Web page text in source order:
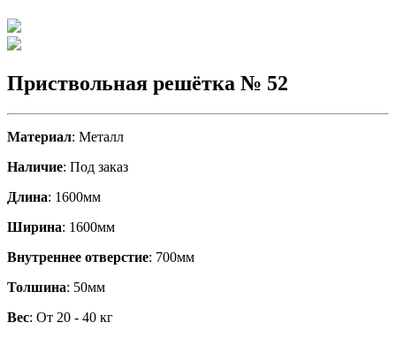
Приствольная решётка № 52
Материал: Металл
Наличие: Под заказ
Длина: 1600мм
Ширина: 1600мм
Внутреннее отверстие: 700мм
Толшина: 50мм
Вес: От 20 - 40 кг